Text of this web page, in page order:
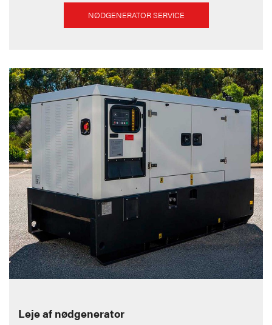
NØDGENERATOR SERVICE
Leje af nødgenerator